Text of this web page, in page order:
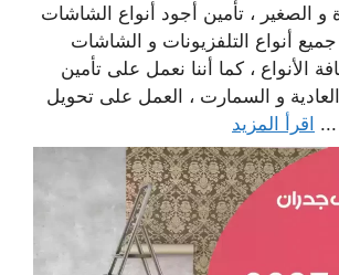
و الصغير ، تأمين أجود أنواع الشاشات
أنواع التلفزيونات و الشاشات
الأنواع ، كما أننا نعمل على تأمين
و السمارت ، العمل على تحويل
... اقرأ المزيد